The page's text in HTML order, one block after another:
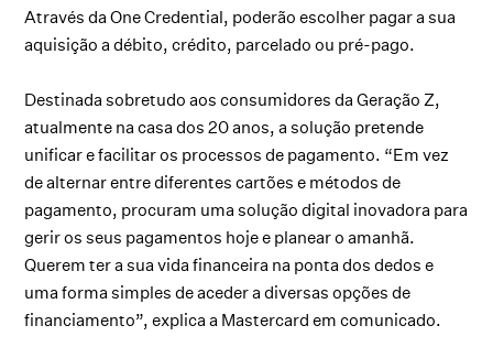
Através da One Credential, poderão escolher pagar a sua
aquisição a débito, crédito, parcelado ou pré-pago.
Destinada sobretudo aos consumidores da Geração Z,
atualmente na casa dos 20 anos, a solução pretende
unificar e facilitar os processos de pagamento. “Em vez
de alternar entre diferentes cartões e métodos de
pagamento, procuram uma solução digital inovadora para
gerir os seus pagamentos hoje e planear o amanhã.
Querem ter a sua vida financeira na ponta dos dedos e
uma forma simples de aceder a diversas opções de
financiamento”, explica a Mastercard em comunicado.